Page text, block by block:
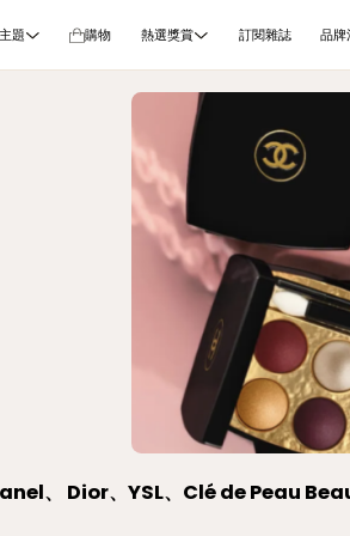
題 購物 熱選獎賞 訂閱雜誌 品牌
、 Dior、YSL、Clé de Peau